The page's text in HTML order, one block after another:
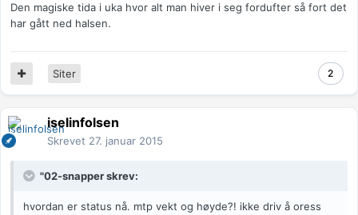
Den magiske tida i uka hvor alt man hiver i seg fordufter så fort det
har gått ned halsen.
2
Siter
iselinfolsen
Skrevet 27. januar 2015
"02-snapper skrev:
hvordan er status nå. mtp vekt og høyde?! ikke driv å oress